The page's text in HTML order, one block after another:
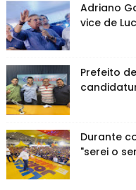
Adriano
vice de
Prefeito
Durante
"serei o